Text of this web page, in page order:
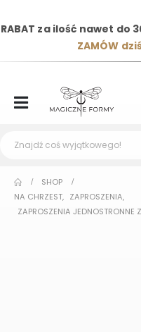
RABAT za ilość nawet do
ZAMÓW
SHOP
NA CHRZEST, ZAPROSZENIA,
ZAPROSZENIA JEDNOSTRONNE